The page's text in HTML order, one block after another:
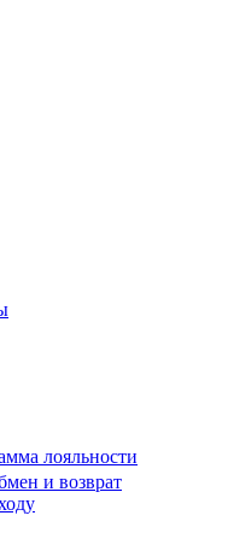
лояльности
и возврат